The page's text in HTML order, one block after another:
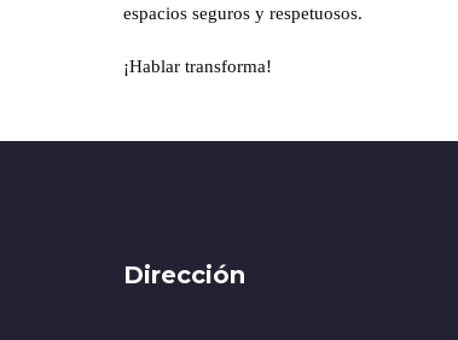
espacios seguros y respetuosos.
¡Hablar transforma!
Dirección